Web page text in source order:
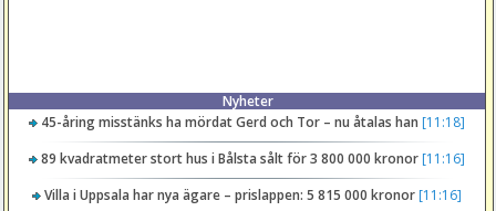
Nyheter
45-åring misstänks ha mördat Gerd och Tor – nu åtalas han [11:18]
89 kvadratmeter stort hus i Bålsta sålt för 3 800 000 kronor [11:16]
Villa i Uppsala har nya ägare – prislappen: 5 815 000 kronor [11:16]